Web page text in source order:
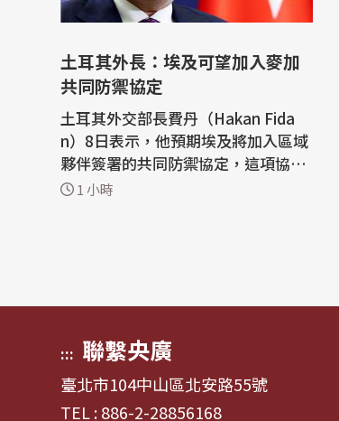
土耳其外長：埃及可望加入麥加
共同防禦協定
土耳其外交部長費丹（Hakan Fida
n）8日表示，他預期埃及將加入區域
夥伴簽署的共同防禦協定，這項協議
旨在穩定因中東戰爭而動盪不安的區
1 小時
::: 聯繫央廣
臺北市104中山區北安路55號
TEL : 886-2-28856168